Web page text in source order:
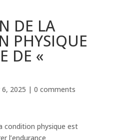
DE LA
PHYSIQUE
DE «
6, 2025 | 0 comments
condition physique est
l’endurance